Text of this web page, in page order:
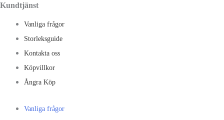
Kundtjänst
Vanliga frågor
Storleksguide
Kontakta oss
Köpvillkor
Ångra Köp
Vanliga frågor